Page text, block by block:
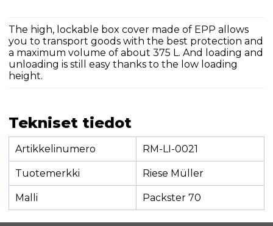
The high, lockable box cover made of EPP allows
you to transport goods with the best protection and
a maximum volume of about 375 L. And loading and
unloading is still easy thanks to the low loading
height.
Tekniset tiedot
Artikkelinumero RM-LI-0021
Tuotemerkki Riese Müller
Malli Packster 70